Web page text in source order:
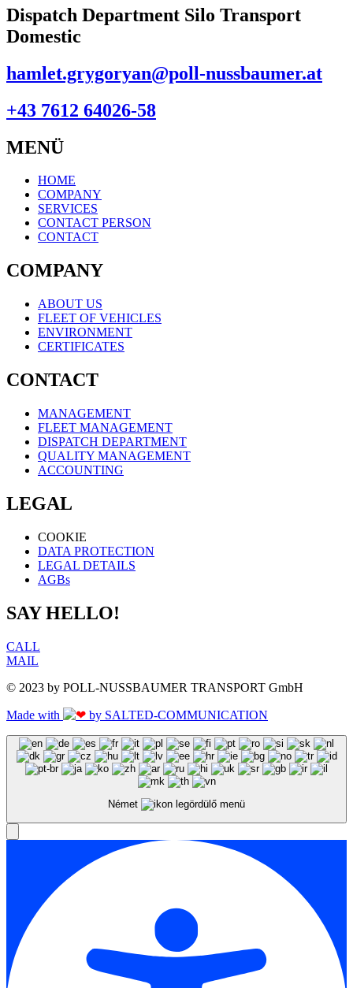
Dispatch Department Silo Transport
Domestic
hamlet.grygoryan@poll-nussbaumer.at
+43 7612 64026-58
MENÜ
HOME
COMPANY
SERVICES
CONTACT PERSON
CONTACT
COMPANY
ABOUT US
FLEET OF VEHICLES
ENVIRONMENT
CERTIFICATES
CONTACT
MANAGEMENT
FLEET MANAGEMENT
DISPATCH DEPARTMENT
QUALITY MANAGEMENT
ACCOUNTING
LEGAL
COOKIE
DATA PROTECTION
LEGAL DETAILS
AGBs
SAY HELLO!
CALL
MAIL
© 2023 by POLL-NUSSBAUMER TRANSPORT GmbH
Made with by SALTED-COMMUNICATION
Német